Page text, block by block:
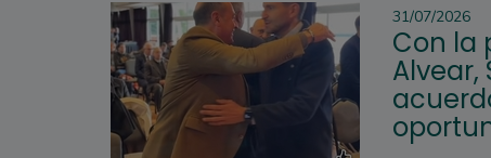
31/07/2026
Con la
Alvear,